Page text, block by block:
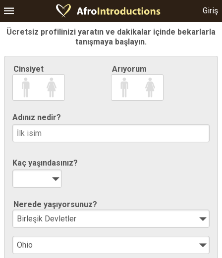
Giriş
Ücretsiz profilinizi yaratın ve dakikalar içinde bekarlarla
tanışmaya başlayın.
Cinsiyet Arıyorum
Adınız nedir?
Kaç yaşındasınız?
Nerede yaşıyorsunuz?